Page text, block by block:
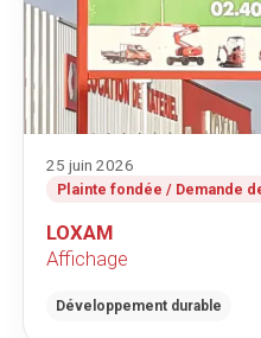
25 juin 2026
Plainte fondée / Demande
LOXAM
Affichage
Développement durable